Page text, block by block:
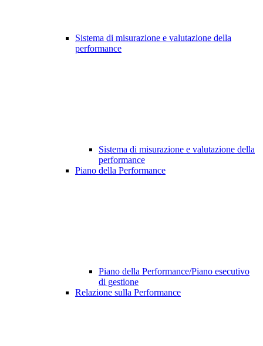
Sistema di misurazione e valutazione della
performance
Sistema di misurazione e valutazione della
performance
Piano della Performance
Piano della Performance/Piano esecutivo
di gestione
Relazione sulla Performance